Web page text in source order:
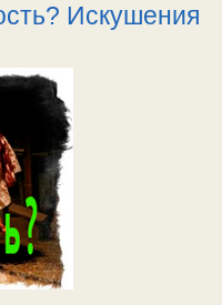
Искушения